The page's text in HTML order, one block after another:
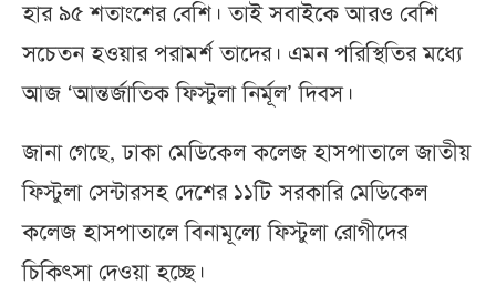
হার ৯৫ শতাংশের বেশি। তাই সবাইকে আরও বেশি
সচেতন হওয়ার পরামর্শ তাদের। এমন পরিস্থিতির মধ্যে
আজ ‘আন্তর্জাতিক ফিস্টুলা নির্মূল’ দিবস।
জানা গেছে, ঢাকা মেডিকেল কলেজ হাসপাতালে জাতীয়
ফিস্টুলা সেন্টারসহ দেশের ১১টি সরকারি মেডিকেল
কলেজ হাসপাতালে বিনামূল্যে ফিস্টুলা রোগীদের
চিকিৎসা দেওয়া হচ্ছে।